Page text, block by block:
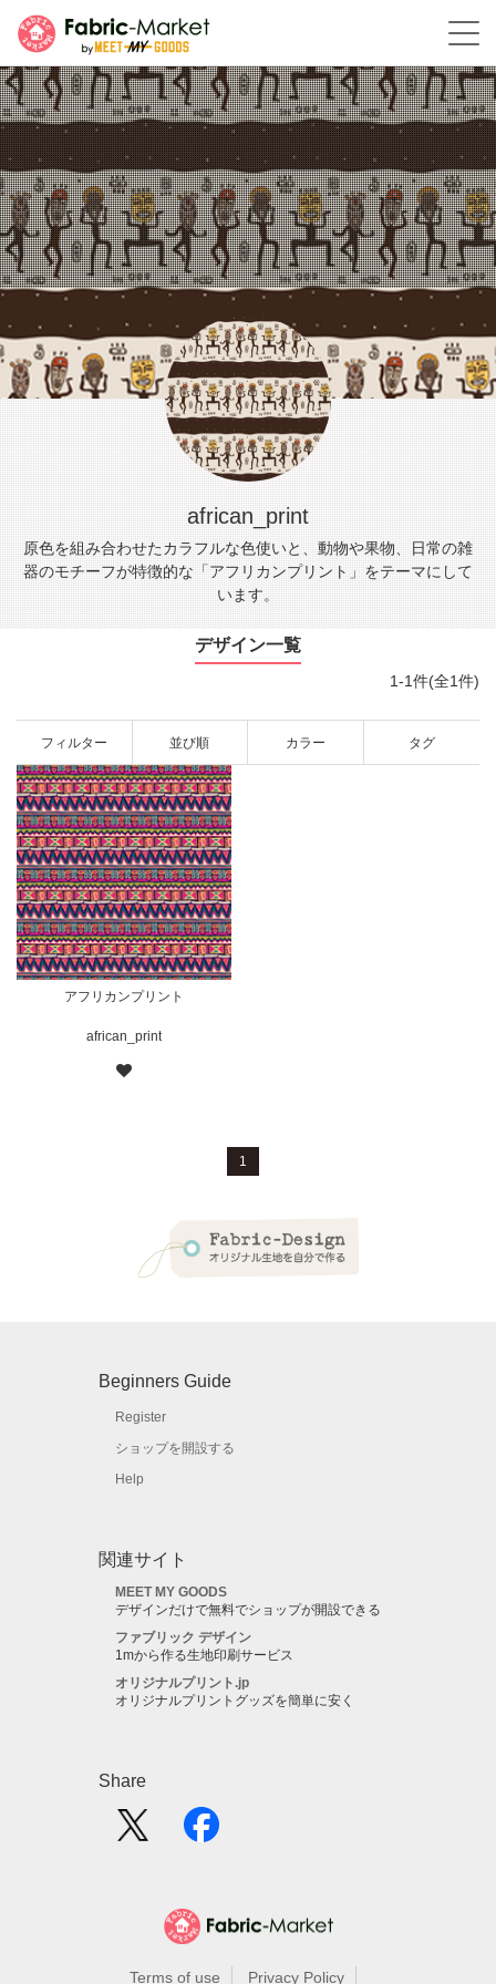
african_print
原色を組み合わせたカラフルな色使いと、動物や果物、日常の雑
器のモチーフが特徴的な「アフリカンプリント」をテーマにして
います。
デザイン一覧
1-1件(全1件)
フィルター 並び順 カラー タグ
アフリカンプリント
african_print
1
Beginners Guide
Register
ショップを開設する
Help
関連サイト
MEET MY GOODS
デザインだけで無料でショップが開設できる
ファブリック デザイン
1mから作る生地印刷サービス
オリジナルプリント.jp
オリジナルプリントグッズを簡単に安く
Share
Terms of use Privacy Policy